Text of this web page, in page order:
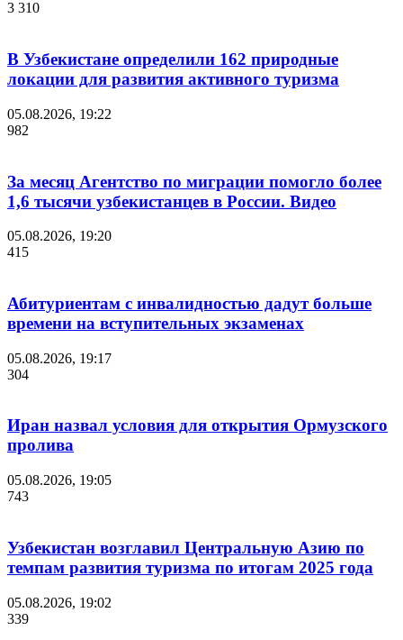
3 310
В Узбекистане определили 162 природные
локации для развития активного туризма
05.08.2026, 19:22
982
За месяц Агентство по миграции помогло более
1,6 тысячи узбекистанцев в России. Видео
05.08.2026, 19:20
415
Абитуриентам с инвалидностью дадут больше
времени на вступительных экзаменах
05.08.2026, 19:17
304
Иран назвал условия для открытия Ормузского
пролива
05.08.2026, 19:05
743
Узбекистан возглавил Центральную Азию по
темпам развития туризма по итогам 2025 года
05.08.2026, 19:02
339